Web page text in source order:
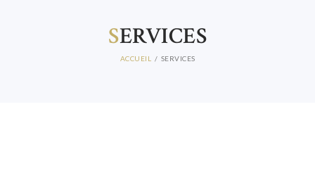
SERVICES
ACCUEIL SERVICES